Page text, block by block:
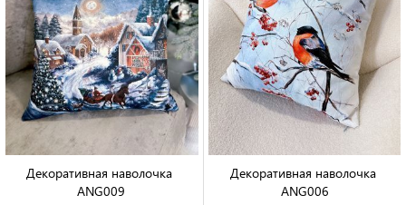
Декоративная наволочка
ANG009
Декоративная наволочка
ANG006